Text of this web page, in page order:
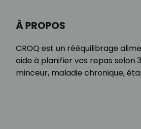
À PROPOS
CROQ est un rééquilibrage
aide à planifier vos repas selon
minceur, maladie chronique,